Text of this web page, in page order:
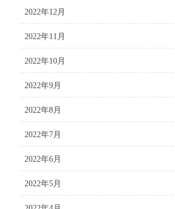
2022年12月
2022年11月
2022年10月
2022年9月
2022年8月
2022年7月
2022年6月
2022年5月